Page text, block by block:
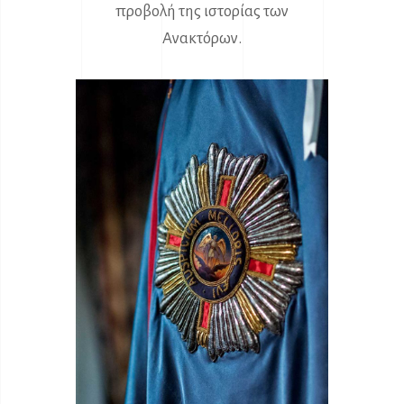
προβολή της ιστορίας των
Ανακτόρων.